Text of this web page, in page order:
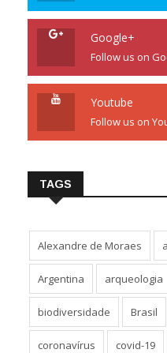
Google+
Follow us on
Youtube
Follow us on
TAGS
Alexandre de Moraes
Argentina arqueologia
biodiversidade Brasil
coronavírus covid-19